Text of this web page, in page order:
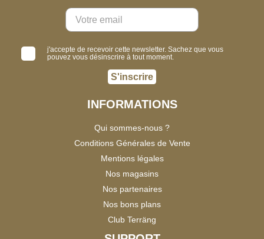
j'accepte de recevoir cette newsletter. Sachez que vous
pouvez vous désinscrire à tout moment.
S'inscrire
INFORMATIONS
Qui sommes-nous ?
Conditions Générales de Vente
Mentions légales
Nos magasins
Nos partenaires
Nos bons plans
Club Terräng